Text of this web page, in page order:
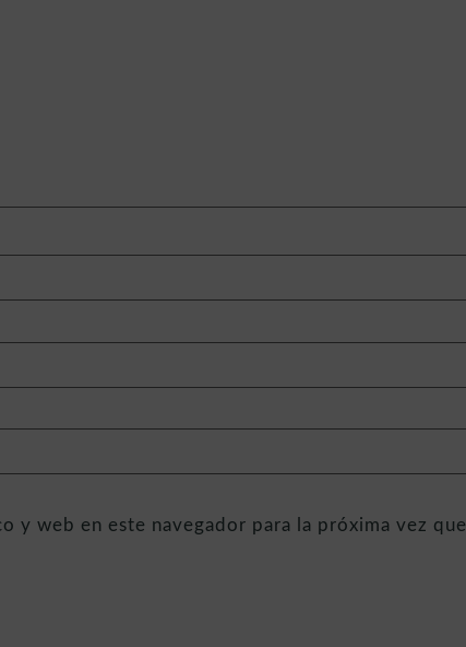
y web en este navegador para la próxima vez que